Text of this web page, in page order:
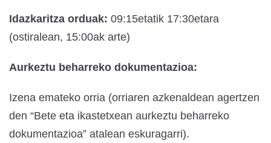
Idazkaritza orduak: 09:15etatik 17:30etara
(ostiralean, 15:00ak arte)
Aurkeztu beharreko dokumentazioa:
Izena emateko orria (orriaren azkenaldean agertzen
den “Bete eta ikastetxean aurkeztu beharreko
dokumentazioa” atalean eskuragarri).